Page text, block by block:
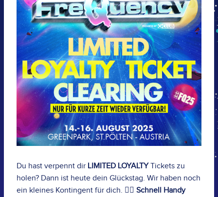
Du hast verpennt dir LIMITED LOYALTYTickets zu
holen? Dann ist heute dein Glückstag. Wir haben noch
ein kleines Kontingent für dich. 🏃‍♀️ Schnell Handy